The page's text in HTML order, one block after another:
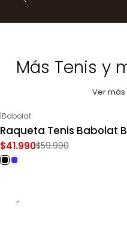
Más Tenis y
Ver
-30%OFF
|Babolat
Raqueta Tenis Babolat
$41.990$59.990